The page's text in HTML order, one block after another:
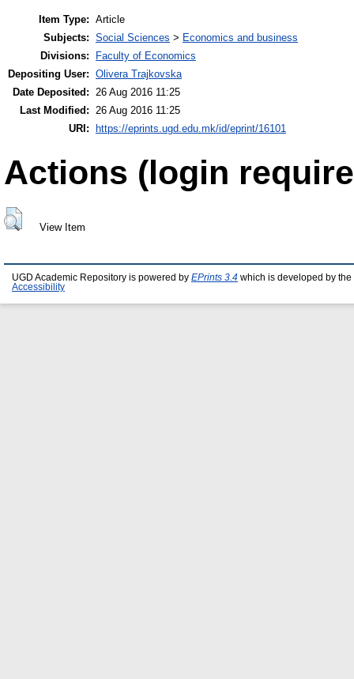
Item Type: Article
Subjects: Social Sciences > Economics and business
Divisions:
Faculty of Economics
Depositing User: Olivera Trajkovska
Date Deposited: 26 Aug 2016 11:25
Last Modified: 26 Aug 2016 11:25
URI:
https://eprints.ugd.edu.mk/id/eprint/16101
Actions (login
View Item
UGD Academic Repository is powered by EPrints 3.4 which is developed by the
Accessibility